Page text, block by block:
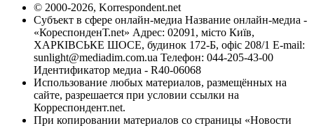
© 2000-2026, Korrespondent.net
Субъект в сфере онлайн-медиа Название онлайн-медиа -
«КореспонденТ.net» Адрес: 02091, місто Київ,
ХАРКІВСЬКЕ ШОСЕ, будинок 172-Б, офіс 208/1 E-mail:
sunlight@mediadim.com.ua Телефон: 044-205-43-00
Идентификатор медиа - R40-06068
Использование любых материалов, размещённых на
сайте, разрешается при условии ссылки на
Корреспондент.net.
При копировании материалов со страницы «Новости